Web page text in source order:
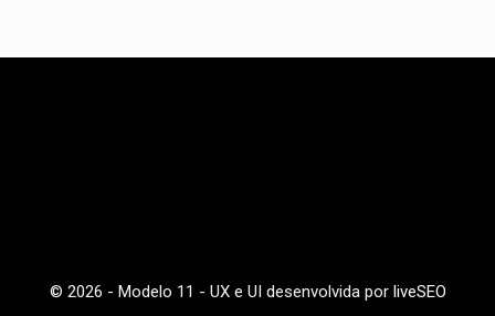
© 2026 - Modelo 11 - UX e UI desenvolvida por liveSEO